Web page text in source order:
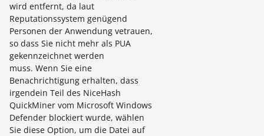
wird entfernt, da laut
Reputationssystem genügend
Personen der Anwendung vetrauen,
so dass Sie nicht mehr als PUA
gekennzeichnet werden
muss. Wenn Sie eine
Benachrichtigung erhalten, dass
irgendein Teil des NiceHash
QuickMiner vom Microsoft Windows
Defender blockiert wurde, wählen
Sie diese Option, um die Datei auf